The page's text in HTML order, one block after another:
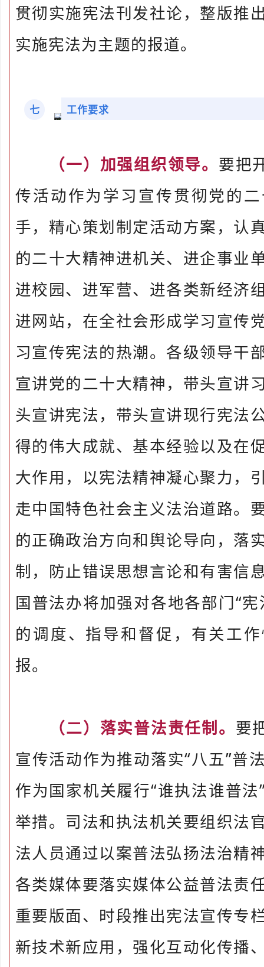
贯彻实施宪法刊发社论，整版推
实施宪法为主题的报道。
七 工作要求
（一）加强组织领导。 要把
传活动作为学习宣传贯彻党的
手，精心策划制定活动方案，认
的二十大精神进机关、进企事业
进校园、进军营、进各类新经济
进网站，在全社会形成学习宣传
习宣传宪法的热潮。各级领导干
宣讲党的二十大精神，带头宣讲
头宣讲宪法，带头宣讲现行宪法
得的伟大成就、基本经验以及在
大作用，以宪法精神凝心聚力，
走中国特色社会主义法治道路。
的正确政治方向和舆论导向，落
制，防止错误思想言论和有害信
国普法办将加强对各地各部门“
的调度、指导和督促，有关工
报。
（二）落实普法责任制。 要
宣传活动作为推动落实“八五”普
作为国家机关履行“谁执法谁普
举措。司法和执法机关要组织法
法人员通过以案普法弘扬法治精
各类媒体要落实媒体公益普法责
重要版面、时段推出宪法宣传专
新技术新应用，强化互动化传播